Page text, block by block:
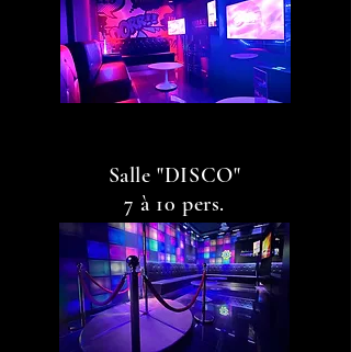
Salle "DISCO"
7 à 10 pers.